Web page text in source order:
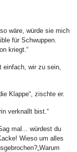
wäre, würde sie mich
für Schwuppen.
kriegt.“
einfach, wir zu sein,
Klappe“, zischte er.
verknallt bist.“
mal... würdest du
Wieso um alles